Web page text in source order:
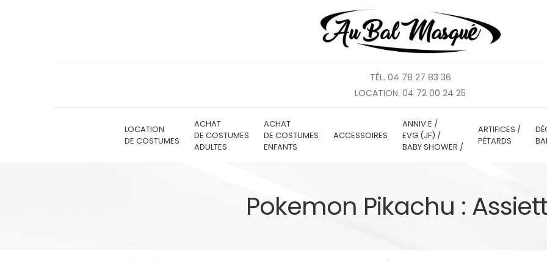
TÉL. 04 78 27 83 36
LOCATION. 04 72 00 24 25
LOCATION
DE COSTUMES
ACHAT
DE COSTUMES
ADULTES
ACHAT
DE COSTUMES
ENFANTS
ACCESSOIRES
ANNIV.E /
EVG (JF) /
BABY SHOWER /
ARTIFICES /
PÉTARDS
Pokemon Pikachu :